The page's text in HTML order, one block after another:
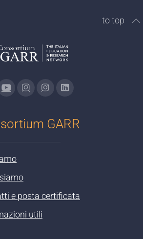
to top
GARR
e posta certificata
utili